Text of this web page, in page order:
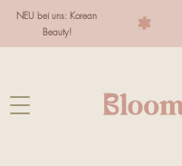
NEU bei uns: Korean
Beauty!